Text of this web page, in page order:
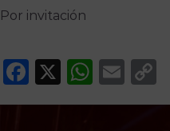
Por invitación
Facebook
X